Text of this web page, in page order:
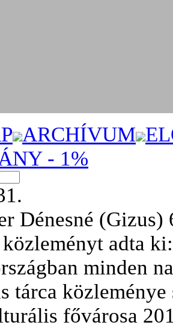
ARCHÍVUM
- 1%
Dénesné
adta
minden
tárca közleménye
fővárosa